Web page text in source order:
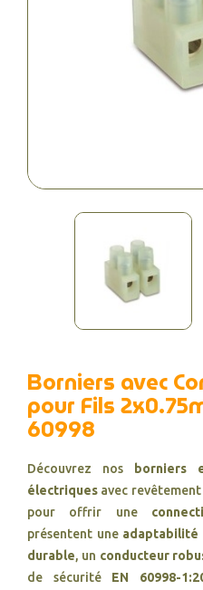
Borniers avec
pour Fils
60998
Découvrez nos borniers
électriques avec
pour offrir une
présentent une adaptabilité
durable, un conducteur
de sécurité EN 60998-